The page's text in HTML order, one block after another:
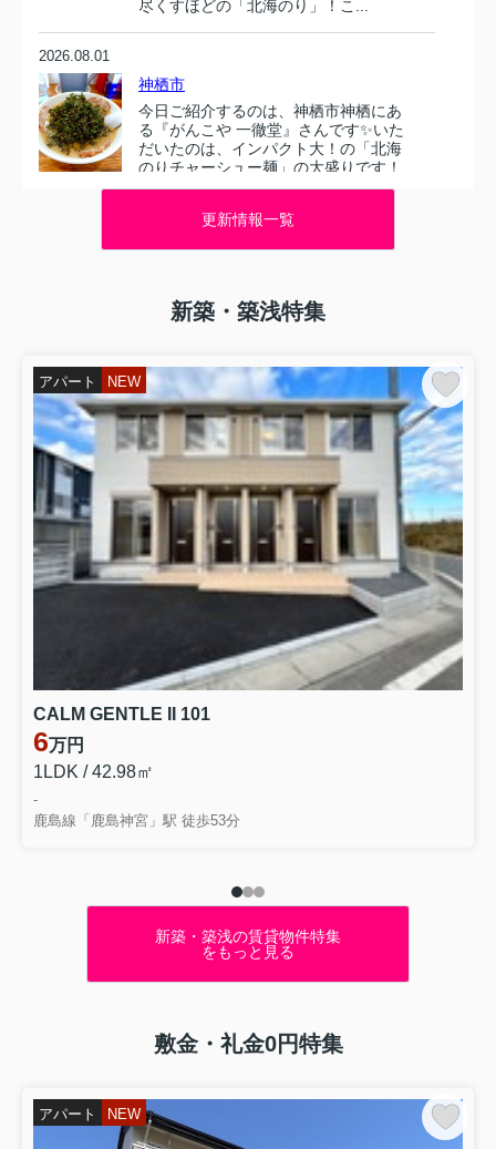
尽くすほどの「北海のり」！こ...
2026.08.01
神栖市
今日ご紹介するのは、神栖市神栖にあ
る『がんこや 一徹堂』さんです✨いた
だいたのは、インパクト大！の「北海
のりチャーシュー麺」の大盛りです！
運ばれてきてまず驚くのは、器を覆い
2026.04.13
今日ご紹介するのは、神栖市柳川にあ
麦セット」です！運ばれてきて、お盆
いっぱいの大ボリュームにびっくり大
きな海老やナスなど、サクサクの...
2026.02.25
神栖市のおすすめ
今日ご紹介するのは、神栖市神栖にあ
る『真清（しんせい）』さんです✨い
ただいたのは、「チャーシューラーメ
ン」と「チャーハン」です！（お漬物
も付いてきました！）透き通った醤油
スープのチャーシューラーメンは...
【年末年始 休業 のお知らせ】
誠に勝手ながら、下記の期間を年末年始休業とさせてい
ただきます。【休業期間】 2025年12月28日（日）
～ 2026年1月7日（水） ※1月8日（木）より通常営業い
たしま...
更新情報一覧
新築・築浅特集
アパート NEW
CALM GENTLE II 101
6万円
1LDK / 42.98㎡
-
鹿島線「鹿島神宮」駅 徒歩53分
新築・築浅の賃貸物件特集
をもっと見る
敷金・礼金0円特集
アパート NEW